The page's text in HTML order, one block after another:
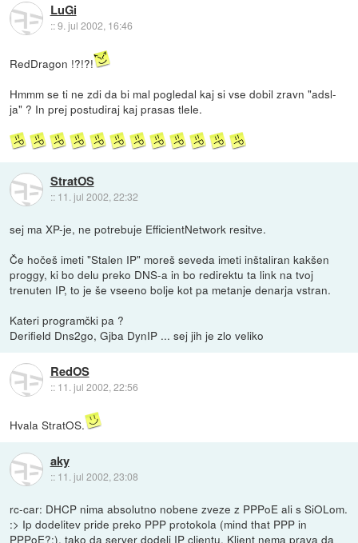
LuGi
::9. jul 2002, 16:46
RedDragon !?!?!
Hmmm se ti ne zdi da bi mal pogledal kaj si vse dobil zravn "adsl-
ja" ? In prej postudiraj kaj prasas tlele.
StratOS
:: 11. jul 2002, 22:32
sej ma XP-je, ne potrebuje EfficientNetwork resitve.
Če hočeš imeti "Stalen IP" moreš seveda imeti inštaliran kakšen
proggy, ki bo delu preko DNS-a in bo redirektu ta link na tvoj
trenuten IP, to je še vseeno bolje kot pa metanje denarja vstran.
Kateri programčki pa ?
Derifield Dns2go, Gjba DynIP ... sej jih je zlo veliko
RedOS
:: 11. jul 2002, 22:56
Hvala StratOS.
aky
:: 11. jul 2002, 23:08
rc-car: DHCP nima absolutno nobene zveze z PPPoE ali s SiOLom.
:> Ip dodelitev pride preko PPP protokola (mind that PPP in
PPPoE?:), tako da server dodeli IP clientu. Klient nema prava da